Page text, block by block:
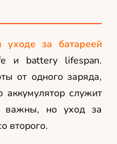
уходе за батареей
и battery lifespan.
от одного заряда,
аккумулятор служит
важны, но уход за
второго.